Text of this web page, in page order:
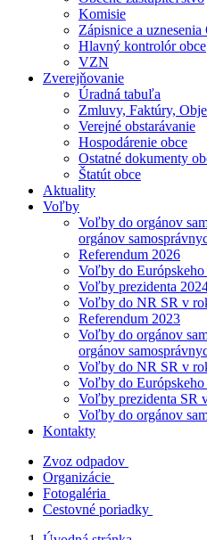
Komisie
Zápisnice a uznesenia
Hlavný kontrolór obce
VZN
Zverejňovanie
Úradná tabuľa
Zmluvy, Faktúry,
Verejné obstarávanie
Hospodárenie obce
Ostatné dokumenty
Štatút obce
Aktuality
Voľby
Voľby do orgánov
orgánov
Referendum 2026
Voľby do Európskeho
Voľby prezidenta
Voľby do NR SR v
Referendum 2023
Voľby do orgánov
orgánov
Voľby do NR SR v
Voľby do Európskeho
Voľby prezidenta SR
Voľby do orgánov
Kontakty
Zvoz odpadov
Organizácie
Fotogaléria
Cestovné poriadky